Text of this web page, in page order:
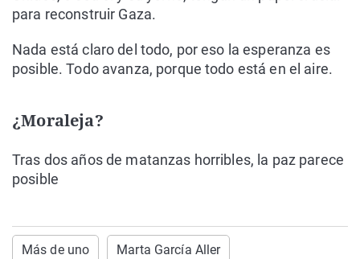
para reconstruir Gaza.
Nada está claro del todo, por eso la esperanza es
posible. Todo avanza, porque todo está en el aire.
¿Moraleja?
Tras dos años de matanzas horribles, la paz parece
posible
Más de uno Marta García Aller